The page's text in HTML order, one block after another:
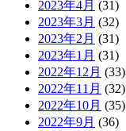
2023年4月 (31)
2023年3月 (32)
2023年2月 (31)
2023年1月 (31)
2022年12月 (33)
2022年11月 (32)
2022年10月 (35)
2022年9月 (36)